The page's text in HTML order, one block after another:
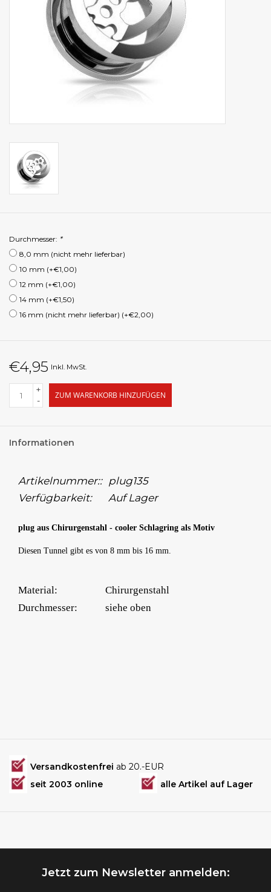
Durchmesser: *
8,0 mm (nicht mehr lieferbar)
10 mm (+€1,00)
12 mm (+€1,00)
14 mm (+€1,50)
16 mm (nicht mehr lieferbar) (+€2,00)
€4,95 Inkl. MwSt.
+
-
ZUM WARENKORB HINZUFÜGEN
Informationen
Artikelnummer:: plug135
Verfügbarkeit:
Auf Lager
plug aus Chirurgenstahl - cooler Schlagring als Motiv
Diesen Tunnel gibt es von 8 mm bis 16 mm.
Material:
Chirurgenstahl
Durchmesser:
siehe oben
Versandkostenfrei ab 20.-EUR
seit 2003 online
alle Artikel auf Lager
Jetzt zum Newsletter anmelden: